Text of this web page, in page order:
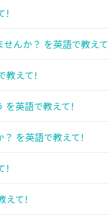
!
んか？ を英語で教え
教えて!
を英語で教えて!
を英語で教えて!
!
えて!